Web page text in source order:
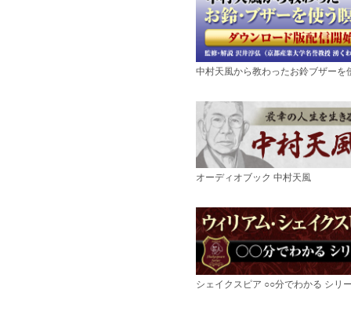
中村天風から教わったお鈴ブザーを
オーディオブック 中村天風
シェイクスピア ○○分でわかる シリ